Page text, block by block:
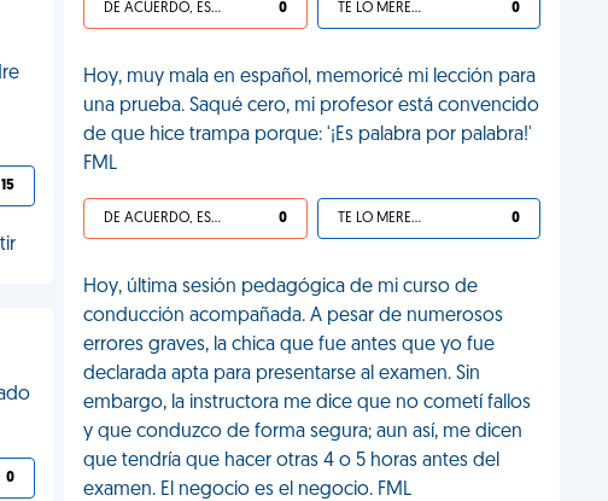
15
0
DE ACUERDO, ES UNA VIDA HP 0 TE LO MERECES 0
Hoy, muy mala en español, memoricé mi lección para
una prueba. Saqué cero, mi profesor está convencido
de que hice trampa porque: '¡Es palabra por palabra!'
FML
DE ACUERDO, ES UNA VIDA HP 0 TE LO MERECES 0
Hoy, última sesión pedagógica de mi curso de
conducción acompañada. A pesar de numerosos
errores graves, la chica que fue antes que yo fue
declarada apta para presentarse al examen. Sin
embargo, la instructora me dice que no cometí fallos
y que conduzco de forma segura; aun así, me dicen
que tendría que hacer otras 4 o 5 horas antes del
examen. El negocio es el negocio. FML